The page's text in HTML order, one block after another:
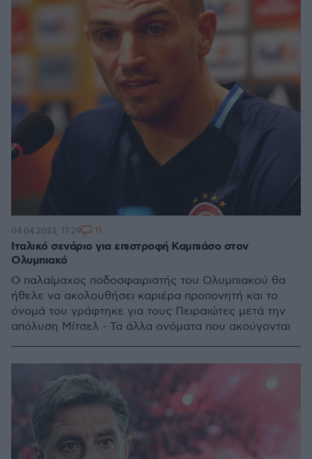
Ιταλικό σενάριο για επιστροφή Καμπιάσο στον
Ολυμπιακό
Ο παλαίμαχος ποδοσφαιριστής του Ολυμπιακού θα
ήθελε να ακολουθήσει καριέρα προπονητή και το
όνομά του γράφτηκε για τους Πειραιώτες μετά την
απόλυση Μίτσελ - Τα άλλα ονόματα που ακούγονται
04.04.2023, 17:29 11